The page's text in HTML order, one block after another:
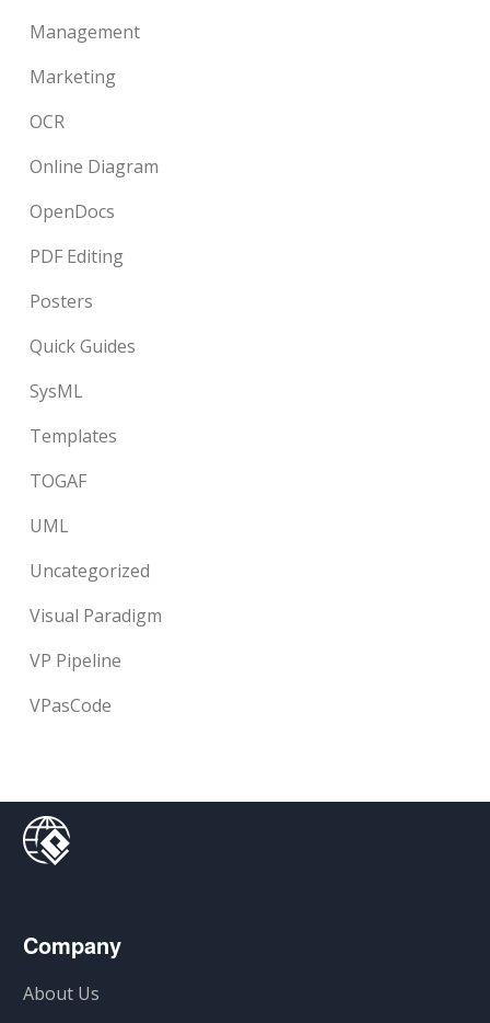
Management
Marketing
OCR
Online Diagram
OpenDocs
PDF Editing
Posters
Quick Guides
SysML
Templates
TOGAF
UML
Uncategorized
Visual Paradigm
VP Pipeline
VPasCode
Company
About Us